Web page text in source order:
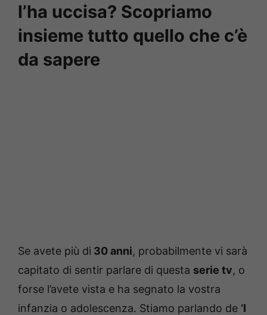
l’ha uccisa? Scopriamo
insieme tutto quello che c’è
da sapere
Se avete più di 30 anni, probabilmente vi sarà
capitato di sentir parlare di questa serie tv, o
forse l’avete vista e ha segnato la vostra
infanzia o adolescenza. Stiamo parlando de ‘I